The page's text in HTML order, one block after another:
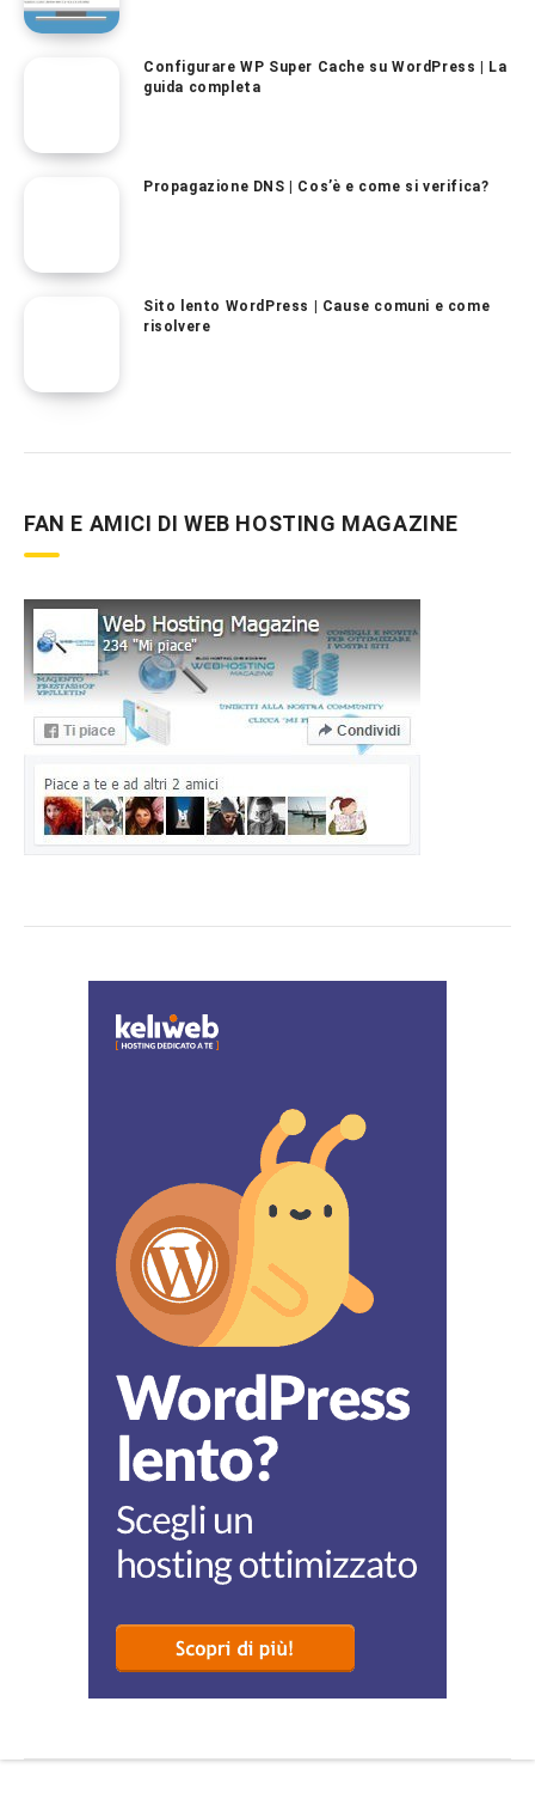
Configurare WP Super Cache su WordPress | La
guida completa
Propagazione DNS | Cos’è e come si verifica?
Sito lento WordPress | Cause comuni e come
risolvere
FAN E AMICI DI WEB HOSTING MAGAZINE